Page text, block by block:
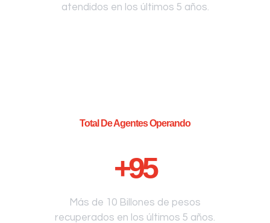
atendidos en los últimos 5 años.
Total De Agentes Operando
+95
Más de 10 Billones de pesos
recuperados en los últimos 5 años.